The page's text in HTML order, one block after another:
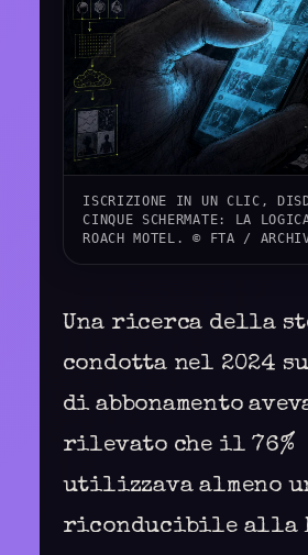
ISCRIZIONE IN UN CLIC,
CINQUE SCHERMATE: LA
ROACH MOTEL. © FTA /
Una ricerca della
condotta nel 2024
di abbonamento
rilevato che il 76%
utilizzava almeno
riconducibile alla